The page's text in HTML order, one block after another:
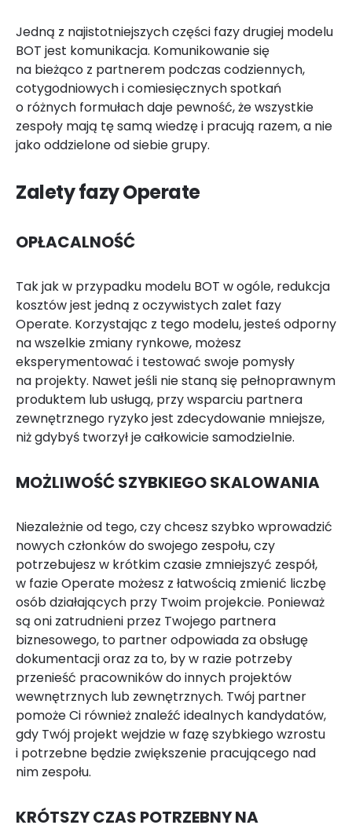
Jedną z najistotniejszych części fazy drugiej modelu
BOT jest komunikacja. Komunikowanie się
na bieżąco z partnerem podczas codziennych,
cotygodniowych i comiesięcznych spotkań
o różnych formułach daje pewność, że wszystkie
zespoły mają tę samą wiedzę i pracują razem, a nie
jako oddzielone od siebie grupy.
Zalety fazy Operate
OPŁACALNOŚĆ
Tak jak w przypadku modelu BOT w ogóle, redukcja
kosztów jest jedną z oczywistych zalet fazy
Operate. Korzystając z tego modelu, jesteś odporny
na wszelkie zmiany rynkowe, możesz
eksperymentować i testować swoje pomysły
na projekty. Nawet jeśli nie staną się pełnoprawnym
produktem lub usługą, przy wsparciu partnera
zewnętrznego ryzyko jest zdecydowanie mniejsze,
niż gdybyś tworzył je całkowicie samodzielnie.
MOŻLIWOŚĆ SZYBKIEGO SKALOWANIA
Niezależnie od tego, czy chcesz szybko wprowadzić
nowych członków do swojego zespołu, czy
potrzebujesz w krótkim czasie zmniejszyć zespół,
w fazie Operate możesz z łatwością zmienić liczbę
osób działających przy Twoim projekcie. Ponieważ
są oni zatrudnieni przez Twojego partnera
biznesowego, to partner odpowiada za obsługę
dokumentacji oraz za to, by w razie potrzeby
przenieść pracowników do innych projektów
wewnętrznych lub zewnętrznych. Twój partner
pomoże Ci również znaleźć idealnych kandydatów,
gdy Twój projekt wejdzie w fazę szybkiego wzrostu
i potrzebne będzie zwiększenie pracującego nad
nim zespołu.
KRÓTSZY CZAS POTRZEBNY NA